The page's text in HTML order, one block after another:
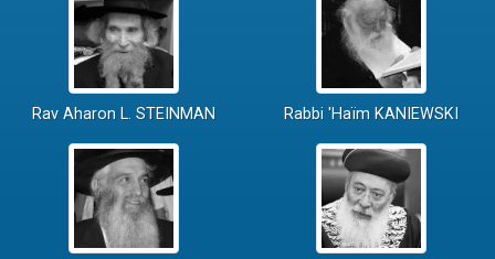
Rav Aharon L. STEINMAN Rabbi 'Haïm KANIEWSKI